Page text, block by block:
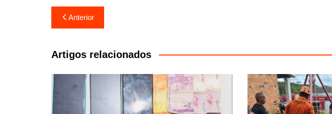
Navegação
de
Post
Anterior
Artigos relacionados